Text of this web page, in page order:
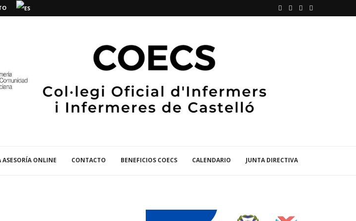
ASESORÍA ONLINE CONTACTO BENEFICIOS COECS CALENDARIO JUNTA DIRECTIVA